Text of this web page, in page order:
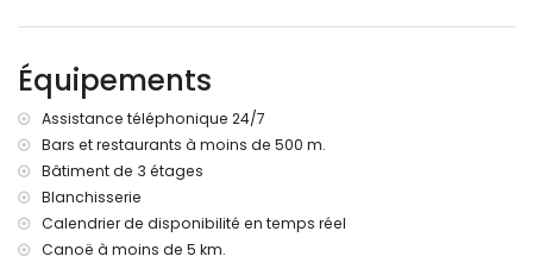
Parking couvert commun clos et place de parking
Toit-terrasse
Plus d'informations
Ville la plus proche : Denia (à moins de 1000 mètres de
l'appartement)
Rivage ou rive la plus proche à moins de 200 mètres de
l'appartement
Plage la plus proche : Las Marinas, Denia (à moins de 200
Équipements
Assistance téléphonique 24/7
Bars et restaurants à moins de 500 m.
Bâtiment de 3 étages
Blanchisserie
Calendrier de disponibilité en temps réel
Canoë à moins de 5 km.